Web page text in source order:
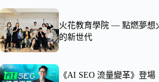
火花教育學院 — 點燃夢想
的新世代
《AI SEO 流量變革》登場